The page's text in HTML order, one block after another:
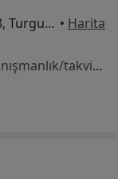
Yıldırım Mahallesi Gar Sokak No:38, Turgutlu • Harita
Bu uzman ilgili adres için online danışmanlık/takvim sunmuyor.